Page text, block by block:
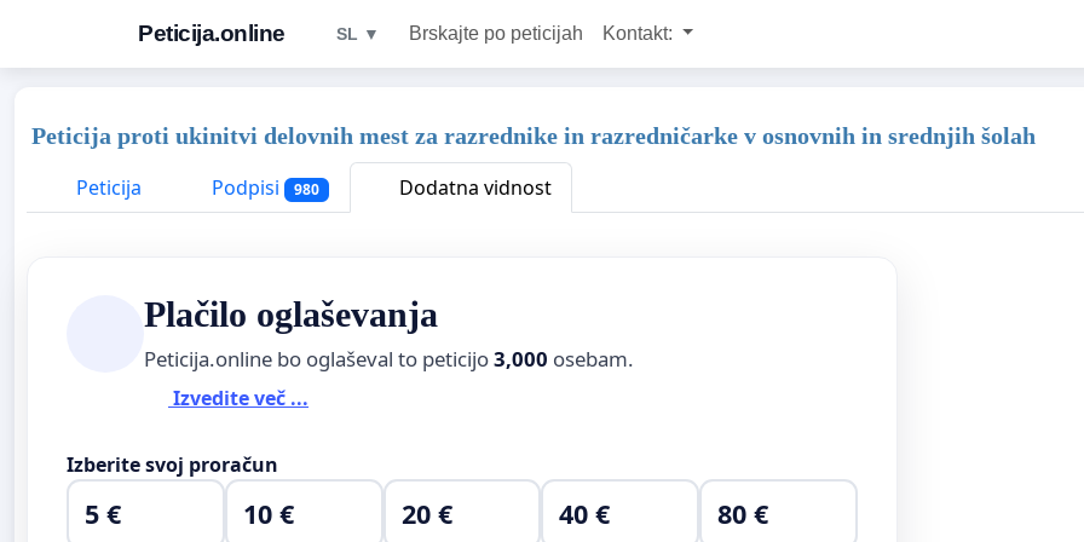
Peticija.online SL ▼ Brskajte po peticijah Kontakt:
Peticija proti ukinitvi delovnih mest za razrednike in razredničarke v osnovnih in srednjih šolah
Peticija
Podpisi 980 Dodatna vidnost
Plačilo oglaševanja
Peticija.online bo oglaševal to peticijo3,000 osebam.
Izvedite več ...
Izberite svoj proračun
5 € 10 € 20 € 40 € 80 €